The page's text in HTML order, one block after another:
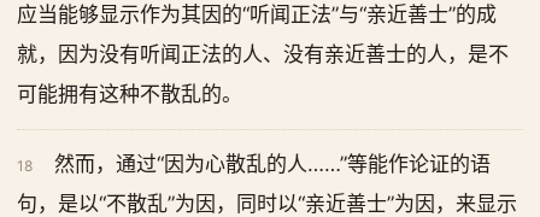
应当能够显示作为其因的“听闻正法”与“亲近善士”的成
就，因为没有听闻正法的人、没有亲近善士的人，是不
可能拥有这种不散乱的。
18
然而，通过“因为心散乱的人……”等能作论证的语
句，是以“不散乱”为因，同时以“亲近善士”为因，来显示